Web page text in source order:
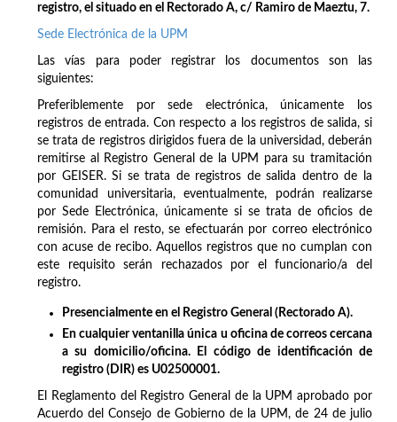
registro, el situado en el Rectorado A, c/ Ramiro de Maeztu, 7.
Sede Electrónica de la UPM
Las vías para poder registrar los documentos son las
siguientes:
Preferiblemente por sede electrónica, únicamente los
registros de entrada. Con respecto a los registros de salida, si
se trata de registros dirigidos fuera de la universidad, deberán
remitirse al Registro General de la UPM para su tramitación
por GEISER. Si se trata de registros de salida dentro de la
comunidad universitaria, eventualmente, podrán realizarse
por Sede Electrónica, únicamente si se trata de oficios de
remisión. Para el resto, se efectuarán por correo electrónico
con acuse de recibo. Aquellos registros que no cumplan con
este requisito serán rechazados por el funcionario/a del
registro.
Presencialmente en el Registro General (Rectorado A).
En cualquier ventanilla única u oficina de correos cercana
a su domicilio/oficina. El código de identificación de
registro (DIR) es U02500001.
El Reglamento del Registro General de la UPM aprobado por
Acuerdo del Consejo de Gobierno de la UPM, de 24 de julio